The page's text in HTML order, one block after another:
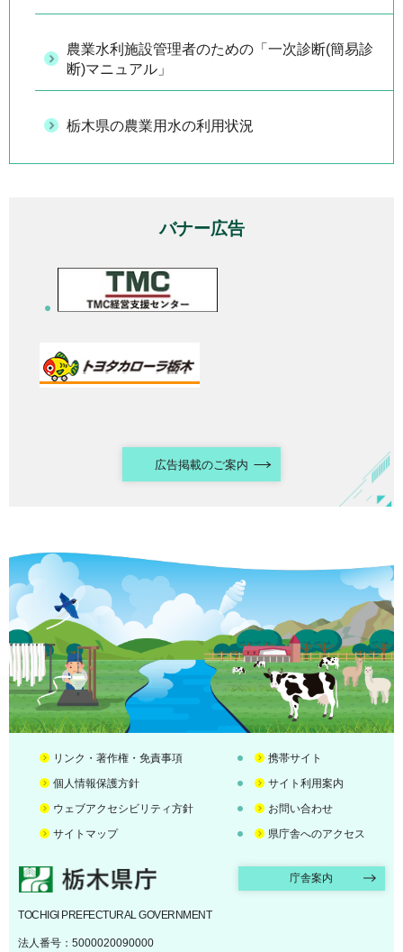
農業水利施設管理者のための「一次診断(簡易診
断)マニュアル」
栃木県の農業用水の利用状況
バナー広告
広告掲載のご案内
リンク・著作権・免責事項
携帯サイト
個人情報保護方針
サイト利用案内
ウェブアクセシビリティ方針
お問い合わせ
サイトマップ
県庁舎へのアクセス
栃木県庁 庁舎案内
TOCHIGI PREFECTURAL GOVERNMENT
法人番号：5000020090000